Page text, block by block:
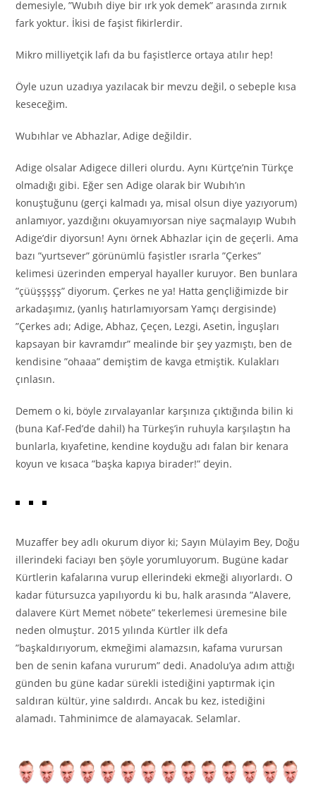
demesiyle, ”Wubıh diye bir ırk yok demek” arasında zırnık
fark yoktur. İkisi de faşist fikirlerdir.
Mikro milliyetçik lafı da bu faşistlerce ortaya atılır hep!
Öyle uzun uzadıya yazılacak bir mevzu değil, o sebeple kısa
keseceğim.
Wubıhlar ve Abhazlar, Adige değildir.
Adige olsalar Adigece dilleri olurdu. Aynı Kürtçe’nin Türkçe
olmadığı gibi. Eğer sen Adige olarak bir Wubıh’ın
konuştuğunu (gerçi kalmadı ya, misal olsun diye yazıyorum)
anlamıyor, yazdığını okuyamıyorsan niye saçmalayıp Wubıh
Adige’dir diyorsun! Aynı örnek Abhazlar için de geçerli. Ama
bazı ”yurtsever” görünümlü faşistler ısrarla ”Çerkes”
kelimesi üzerinden emperyal hayaller kuruyor. Ben bunlara
”çüüşşşşş” diyorum. Çerkes ne ya! Hatta gençliğimizde bir
arkadaşımız, (yanlış hatırlamıyorsam Yamçı dergisinde)
”Çerkes adı; Adige, Abhaz, Çeçen, Lezgi, Asetin, İnguşları
kapsayan bir kavramdır” mealinde bir şey yazmıştı, ben de
kendisine ”ohaaa” demiştim de kavga etmiştik. Kulakları
çınlasın.
Demem o ki, böyle zırvalayanlar karşınıza çıktığında bilin ki
(buna Kaf-Fed’de dahil) ha Türkeş’in ruhuyla karşılaştın ha
bunlarla, kıyafetine, kendine koyduğu adı falan bir kenara
koyun ve kısaca ”başka kapıya birader!” deyin.
Muzaffer bey adlı okurum diyor ki; Sayın Mülayim Bey, Doğu
illerindeki faciayı ben şöyle yorumluyorum. Bugüne kadar
Kürtlerin kafalarına vurup ellerindeki ekmeği alıyorlardı. O
kadar fütursuzca yapılıyordu ki bu, halk arasında ”Alavere,
dalavere Kürt Memet nöbete” tekerlemesi üremesine bile
neden olmuştur. 2015 yılında Kürtler ilk defa
”başkaldırıyorum, ekmeğimi alamazsın, kafama vurursan
ben de senin kafana vururum” dedi. Anadolu’ya adım attığı
günden bu güne kadar sürekli istediğini yaptırmak için
saldıran kültür, yine saldırdı. Ancak bu kez, istediğini
alamadı. Tahminimce de alamayacak. Selamlar.